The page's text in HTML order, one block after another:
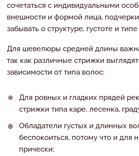
сочетаться с индивидуальными
внешности и формой лица,
забывать о структуре, густоте и
Для шевелюры средней длины
так как различные стрижки
зависимости от типа волос:
Для ровных и гладких прядей
стрижки типа каре, лесенка,
Обладатели густых и длинных
беспокоиться, потому что и для
прически;